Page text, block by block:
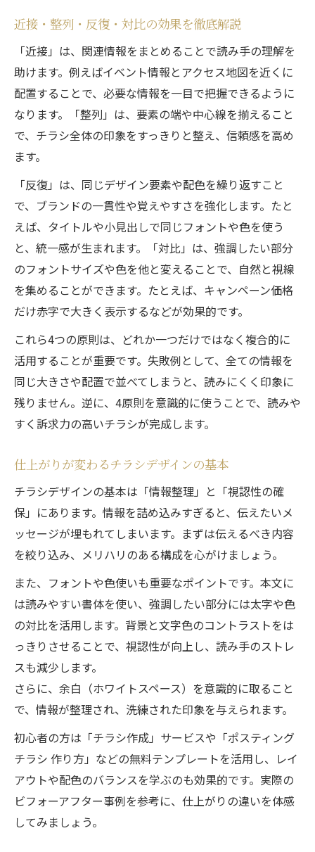
近接・整列・反復・対比の効果を徹底解説
「近接」は、関連情報をまとめることで読み手の理解を
助けます。例えばイベント情報とアクセス地図を近くに
配置することで、必要な情報を一目で把握できるように
なります。「整列」は、要素の端や中心線を揃えること
で、チラシ全体の印象をすっきりと整え、信頼感を高め
ます。
「反復」は、同じデザイン要素や配色を繰り返すこと
で、ブランドの一貫性や覚えやすさを強化します。たと
えば、タイトルや小見出しで同じフォントや色を使う
と、統一感が生まれます。「対比」は、強調したい部分
のフォントサイズや色を他と変えることで、自然と視線
を集めることができます。たとえば、キャンペーン価格
だけ赤字で大きく表示するなどが効果的です。
これら4つの原則は、どれか一つだけではなく複合的に
活用することが重要です。失敗例として、全ての情報を
同じ大きさや配置で並べてしまうと、読みにくく印象に
残りません。逆に、4原則を意識的に使うことで、読みや
すく訴求力の高いチラシが完成します。
仕上がりが変わるチラシデザインの基本
チラシデザインの基本は「情報整理」と「視認性の確
保」にあります。情報を詰め込みすぎると、伝えたいメ
ッセージが埋もれてしまいます。まずは伝えるべき内容
を絞り込み、メリハリのある構成を心がけましょう。
また、フォントや色使いも重要なポイントです。本文に
は読みやすい書体を使い、強調したい部分には太字や色
の対比を活用します。背景と文字色のコントラストをは
っきりさせることで、視認性が向上し、読み手のストレ
スも減少します。
さらに、余白（ホワイトスペース）を意識的に取ること
で、情報が整理され、洗練された印象を与えられます。
初心者の方は「チラシ作成」サービスや「ポスティング
チラシ 作り方」などの無料テンプレートを活用し、レイ
アウトや配色のバランスを学ぶのも効果的です。実際の
ビフォーアフター事例を参考に、仕上がりの違いを体感
してみましょう。